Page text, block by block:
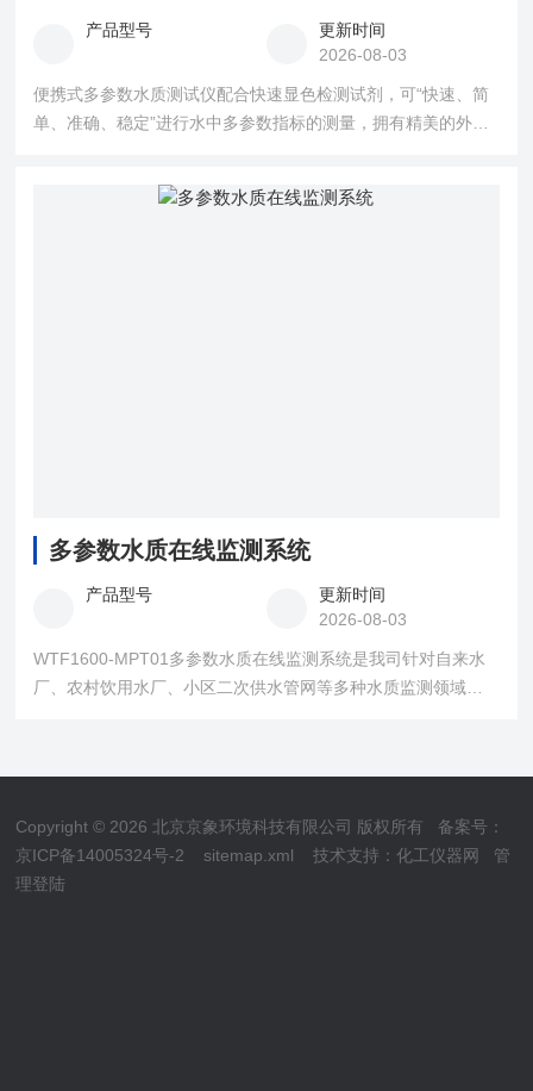
产品型号
更新时间
2026-08-03
便携式多参数水质测试仪配合快速显色检测试剂，可“快速、简
单、准确、稳定”进行水中多参数指标的测量，拥有精美的外观
多参数水质在线监测系统
产品型号
更新时间
2026-08-03
WTF1600-MPT01多参数水质在线监测系统是我司针对自来水
厂、农村饮用水厂、小区二次供水管网等多种水质监测领域开
准》。该产品可选测量指标包括余氯/二氧化氯/总氯、pH、
器，测量指标自由组合，实现不同水质的检测需求。
Copyright © 2026 北京京象环境科技有限公司 版权所有 备案号：
京ICP备14005324号-2
sitemap.xml 技术支持：化工仪器网
管
理登陆